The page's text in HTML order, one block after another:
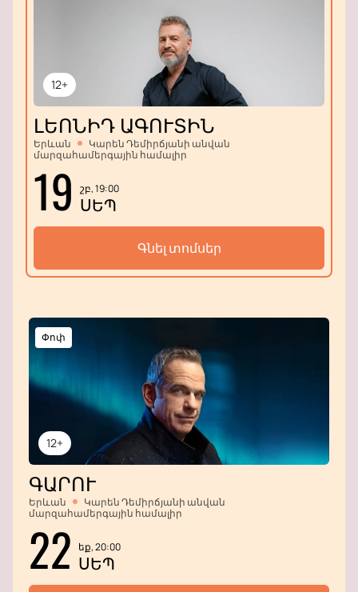
12+
ԼԵՈՆԻԴ ԱԳՈՒՏԻՆ
Երևան
Կարեն Դեմիրճյանի անվան
մարզահամերգային համալիր
19 շբ, 19:00
ՍԵՊ
Գնել տոմսեր
12+
Փոփ
ԳԱՐՈՒ
Երևան
Կարեն Դեմիրճյանի անվան
մարզահամերգային համալիր
22 եք, 20:00
ՍԵՊ